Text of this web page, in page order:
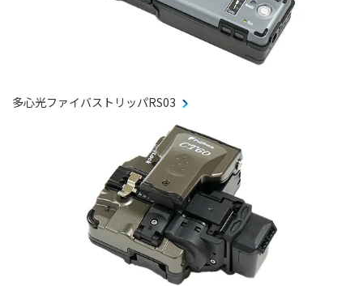
多心光ファイバストリッパRS03